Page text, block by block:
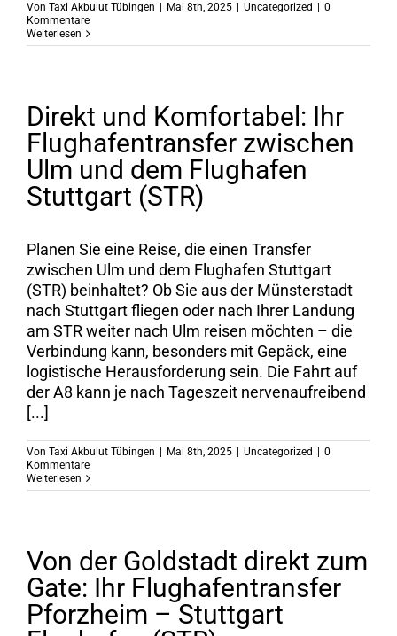
Von Taxi Akbulut Tübingen Mai 8th, 2025 Uncategorized
0
Kommentare
Weiterlesen
Direkt und Komfortabel: Ihr
Flughafentransfer zwischen
Ulm und dem Flughafen
Stuttgart (STR)
Planen Sie eine Reise, die einen Transfer
zwischen Ulm und dem Flughafen Stuttgart
(STR) beinhaltet? Ob Sie aus der Münsterstadt
nach Stuttgart fliegen oder nach Ihrer Landung
am STR weiter nach Ulm reisen möchten – die
Verbindung kann, besonders mit Gepäck, eine
logistische Herausforderung sein. Die Fahrt auf
der A8 kann je nach Tageszeit nervenaufreibend
[...]
Von Taxi Akbulut Tübingen Mai 8th, 2025 Uncategorized
0
Kommentare
Weiterlesen
Von der Goldstadt direkt zum
Gate: Ihr Flughafentransfer
Pforzheim – Stuttgart